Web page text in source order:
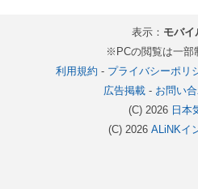
表示： モバイ
※PCの閲覧は一部
利用規約 - プライバシーポリ
広告掲載- お問い
(C) 2026 日本
(C) 2026 ALiNKイ